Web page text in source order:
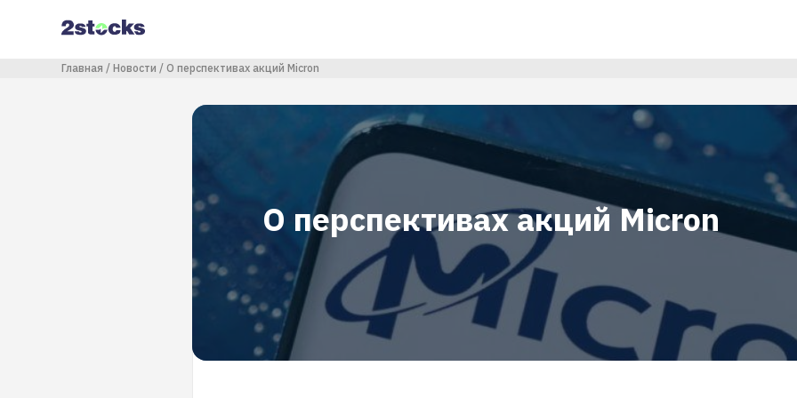
содержанию
Строка навигации
Главная Новости О перспективах акций Micron
О перспективах акций Micron